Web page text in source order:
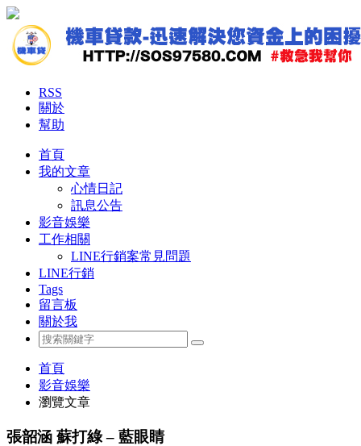
RSS
關於
幫助
首頁
我的文章
心情日記
訊息公告
影音娛樂
工作相關
LINE行銷案常見問題
LINE行銷
Tags
留言板
關於我
首頁
影音娛樂
瀏覽文章
張韶涵 蘇打綠 – 藍眼睛